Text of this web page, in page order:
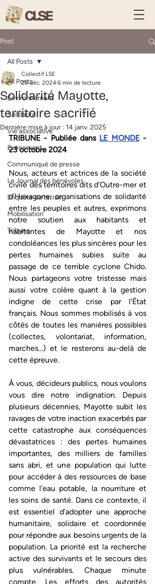
Post
All Posts
Environnement
Solidarité
Vie associative
Evènement
Communiqué de presse
Le Journal des bénévoles
Enquête de terrain
Mobilisation
Tribune
All Posts
Solidarité Mayotte,
territoire sacrifié
Collectif LSE
23 déc. 2024 6 min de lecture
Dernière mise à jour : 14 janv. 2025
TRIBUNE - Publiée dans LE MONDE -
23 octobre 2024
Nous, acteurs et actrices de la société
civile des territoires dits d’Outre-mer et
d’Hexagone; organisations de solidarité
entre les peuples et autres, exprimons
notre soutien aux habitants et
habitantes de Mayotte et nos
condoléances les plus sincères pour les
pertes humaines subies suite au
passage de ce terrible cyclone Chido.
Nous partageons votre tristesse mais
aussi votre colère quant à la gestion
indigne de cette crise par l'État
français. Nous sommes mobilisés à vos
côtés de toutes les manières possibles
(collectes, volontariat, information,
marches…) et le resterons au-delà de
cette épreuve.
À vous, décideurs publics, nous voulons
vous dire notre indignation. Depuis
plusieurs décennies, Mayotte subit les
ravages de votre inaction exacerbés par
cette catastrophe aux conséquences
dévastatrices : des pertes humaines
importantes, des milliers de familles
sans abri, et une population qui lutte
pour accéder à des ressources de base
comme l’eau potable, la nourriture et
les soins de santé. Dans ce contexte, il
est essentiel d’adopter une approche
humanitaire, solidaire et coordonnée
pour répondre aux besoins urgents de la
population. La priorité est la recherche
active des survivants et le secours des
plus vulnérables. Chaque minute
compte. Les efforts des autorités